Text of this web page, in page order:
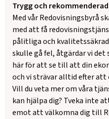
Trygg och
Med vår Redovisningsbyrå
med att få
pålitliga och
skulle gå fel, åtgärdar vi det
här för att se till att din
och vi strävar alltid efter
Vill du veta mer om våra
kan hjälpa dig? Tveka inte
emot att välkomna dig till